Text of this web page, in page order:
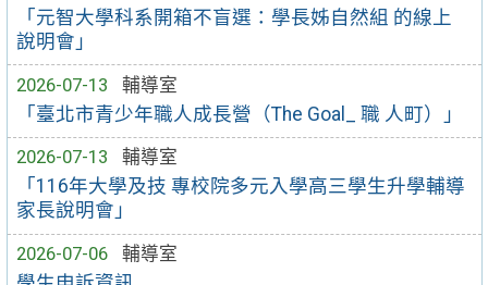
「元智大學科系開箱不盲選：學長姊自然組 的線上
說明會」
2026-07-13
輔導室
「臺北市青少年職人成長營（The Goal_ 職 人町）」
2026-07-13
輔導室
「116年大學及技 專校院多元入學高三學生升學輔導
家長說明會」
2026-07-06
輔導室